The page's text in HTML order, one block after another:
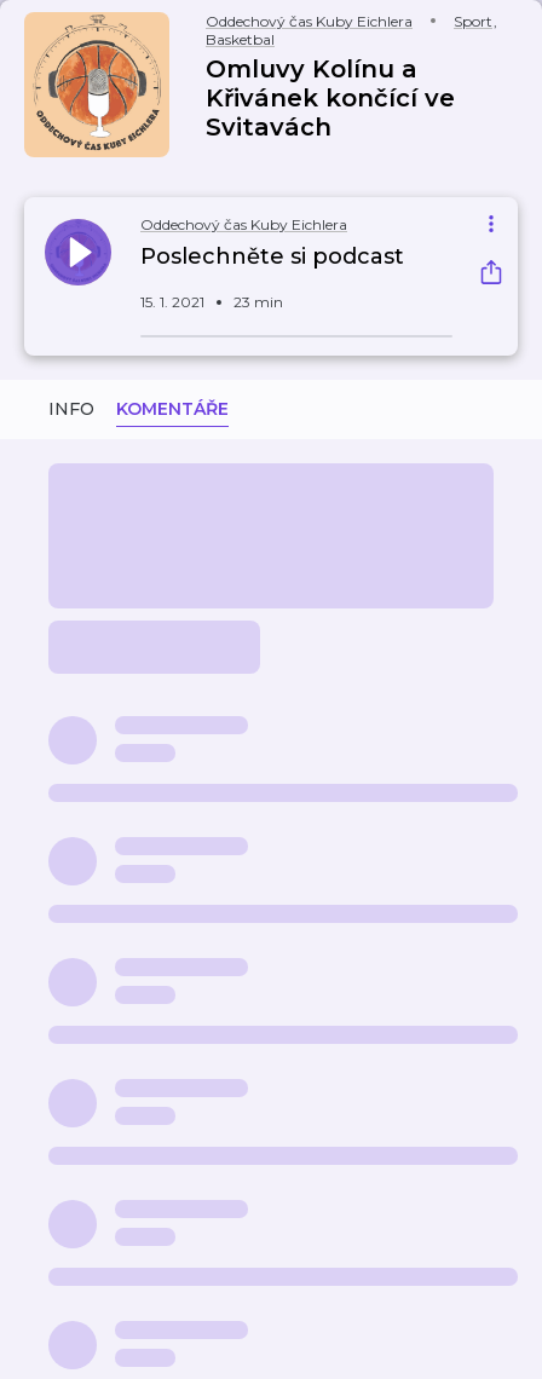
Oddechový čas Kuby Eichlera Sport,
Basketbal
Omluvy Kolínu a
Křivánek končící ve
Svitavách
Oddechový čas Kuby Eichlera
Poslechněte si podcast
15. 1. 2021 23 min
INFO KOMENTÁŘE